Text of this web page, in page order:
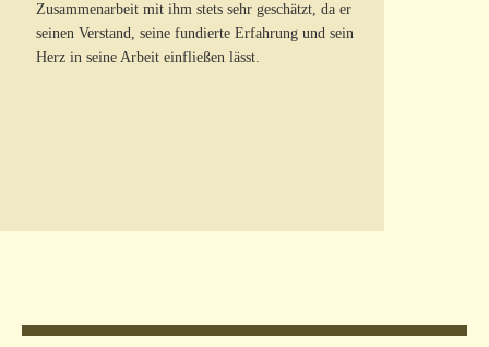
Zusammenarbeit mit ihm stets sehr geschätzt, da er
seinen Verstand, seine fundierte Erfahrung und sein
Herz in seine Arbeit einfließen lässt.